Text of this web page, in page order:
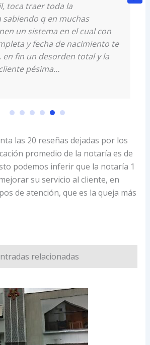
toca traer toda la
q en muchas
un sistema en el cual con
y fecha de nacimiento te
en fin un desorden total y la
pésima…
las 20 reseñas dejadas por los
promedio de la notaría es de
podemos inferir que la notaría 1
su servicio al cliente, en
de atención, que es la queja más
relacionadas